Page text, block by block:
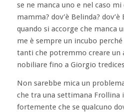
se ne manca uno e nel caso mi
mamma? dov’è Belinda? dov’è
quando si accorge che manca
me è sempre un incubo
tanti che potremmo creare un
nobiliare fino a Giorgio
Non sarebbe mica un
che tra una settimana Frollina
fortemente che se qualcuno